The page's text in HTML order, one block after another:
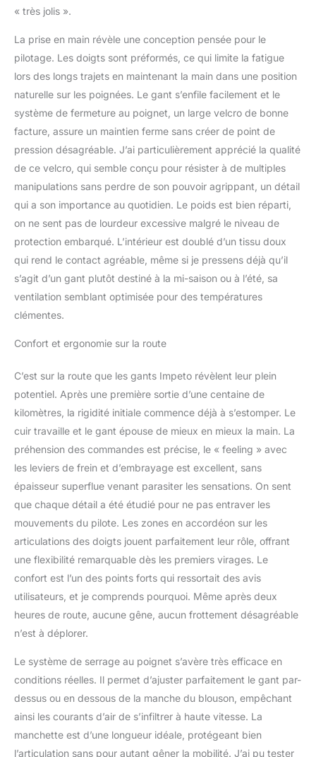
« très jolis ».
La prise en main révèle une conception pensée pour le
pilotage. Les doigts sont préformés, ce qui limite la fatigue
lors des longs trajets en maintenant la main dans une position
naturelle sur les poignées. Le gant s’enfile facilement et le
système de fermeture au poignet, un large velcro de bonne
facture, assure un maintien ferme sans créer de point de
pression désagréable. J’ai particulièrement apprécié la qualité
de ce velcro, qui semble conçu pour résister à de multiples
manipulations sans perdre de son pouvoir agrippant, un détail
qui a son importance au quotidien. Le poids est bien réparti,
on ne sent pas de lourdeur excessive malgré le niveau de
protection embarqué. L’intérieur est doublé d’un tissu doux
qui rend le contact agréable, même si je pressens déjà qu’il
s’agit d’un gant plutôt destiné à la mi-saison ou à l’été, sa
ventilation semblant optimisée pour des températures
clémentes.
Confort et ergonomie sur la route
C’est sur la route que les gants Impeto révèlent leur plein
potentiel. Après une première sortie d’une centaine de
kilomètres, la rigidité initiale commence déjà à s’estomper. Le
cuir travaille et le gant épouse de mieux en mieux la main. La
préhension des commandes est précise, le « feeling » avec
les leviers de frein et d’embrayage est excellent, sans
épaisseur superflue venant parasiter les sensations. On sent
que chaque détail a été étudié pour ne pas entraver les
mouvements du pilote. Les zones en accordéon sur les
articulations des doigts jouent parfaitement leur rôle, offrant
une flexibilité remarquable dès les premiers virages. Le
confort est l’un des points forts qui ressortait des avis
utilisateurs, et je comprends pourquoi. Même après deux
heures de route, aucune gêne, aucun frottement désagréable
n’est à déplorer.
Le système de serrage au poignet s’avère très efficace en
conditions réelles. Il permet d’ajuster parfaitement le gant par-
dessus ou en dessous de la manche du blouson, empêchant
ainsi les courants d’air de s’infiltrer à haute vitesse. La
manchette est d’une longueur idéale, protégeant bien
l’articulation sans pour autant gêner la mobilité. J’ai pu tester